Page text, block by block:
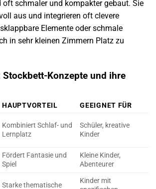
oft schmaler und kompakter gebaut. Sie
aus und integrieren oft clevere
Elemente oder schmale
in sehr kleinen Zimmern Platz zu
Stockbett-Konzepte und ihre
HAUPTVORTEIL GEEIGNET FÜR
Kombiniert Schlaf- und
Lernplatz
Schüler, kreative
Kinder
Fördert Fantasie und
Spiel
Kleine Kinder,
Abenteurer
Starke thematische
Kinder mit